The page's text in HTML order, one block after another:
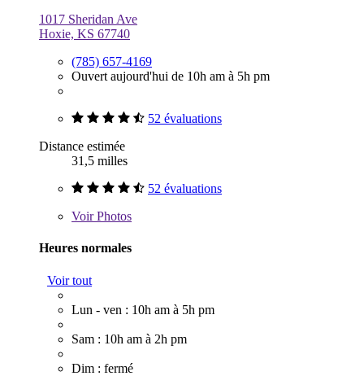
1017 Sheridan Ave
Hoxie, KS 67740
(785) 657-4169
Ouvert aujourd'hui de 10h am à 5h pm
52 évaluations
Distance estimée
31,5 milles
52 évaluations
VoirPhotos
Heures normales
Voir tout
Lun - ven : 10h am à 5h pm
Sam : 10h am à 2h pm
Dim : fermé